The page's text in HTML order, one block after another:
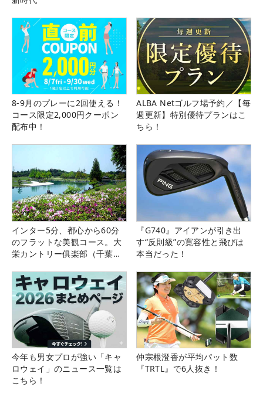
8-9月のプレーに2回使える！
コース限定2,000円クーポン
配布中！
ALBA Netゴルフ場予約／【毎
週更新】特別優待プランはこ
ちら！
インター5分、都心から60分
のフラットな美観コース。大
栄カントリー俱楽部（千葉
『G740』アイアンが引き出
す“反則級”の寛容性と飛びは
本当だった！
今年も男女プロが強い「キャ
ロウェイ」のニュース一覧は
こちら！
仲宗根澄香が平均パット数
『TRTL』で6人抜き！